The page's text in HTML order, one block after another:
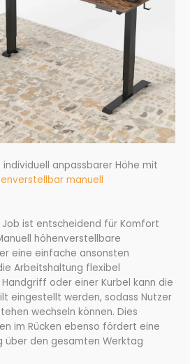
anpassbarer Höhe mit
manuell
ist entscheidend für Komfort
höhenverstellbare
eine einfache ansonsten
Arbeitshaltung flexibel
oder einer Kurbel kann die
eingestellt werden, sodass Nutzer
wechseln können. Dies
im Rücken ebenso fördert eine
über den gesamten Werktag